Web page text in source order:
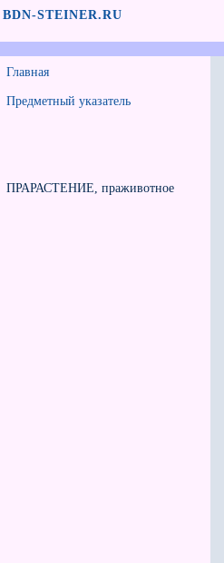
BDN-STEINER.RU
Главная
Предметный указатель
ПРАРАСТЕНИЕ, праживотное